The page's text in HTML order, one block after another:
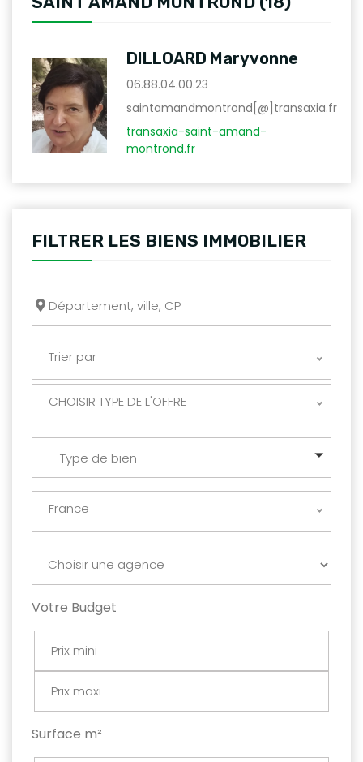
DILLOARD Maryvonne
06.88.04.00.23
saintamandmontrond[@]transaxia.fr
transaxia-saint-amand-
montrond.fr
FILTRER LES BIENS IMMOBILIER
Trier par
CHOISIR TYPE DE L'OFFRE
Type de bien
France
Votre Budget
Surface m²